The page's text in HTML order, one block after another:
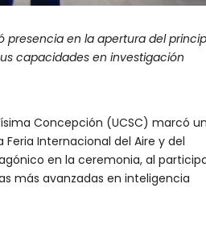
presencia en la apertura del
capacidades en investigación
Concepción (UCSC) marcó
Internacional del Aire y del
en la ceremonia, al
más avanzadas en inteligencia